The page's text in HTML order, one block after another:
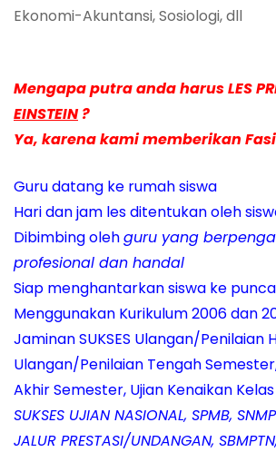
Ekonomi-Akuntansi, Sosiologi, dll
Mengapa putra anda harus LES
EINSTEIN?
Ya, karena kami memberikan
Guru datang ke rumah siswa
Hari dan jam les ditentukan oleh
Dibimbing olehguru yang
profesional dan handal
Siap menghantarkan siswa ke
Menggunakan Kurikulum 2006 dan
Jaminan SUKSES Ulangan/Penilaian
Ulangan/Penilaian Tengah
Akhir Semester, Ujian Kenaikan Kelas
SUKSES UJIAN NASIONAL, SPMB,
JALUR PRESTASI/UNDANGAN,